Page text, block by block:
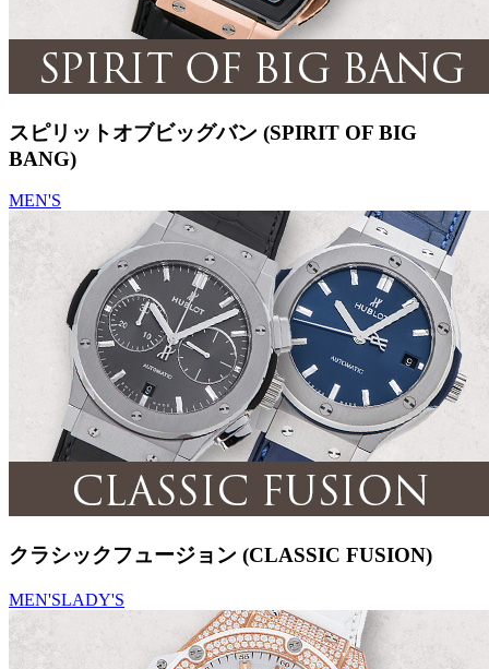
スピリットオブビッグバン (SPIRIT OF BIG
BANG)
MEN'S
クラシックフュージョン (CLASSIC FUSION)
MEN'SLADY'S